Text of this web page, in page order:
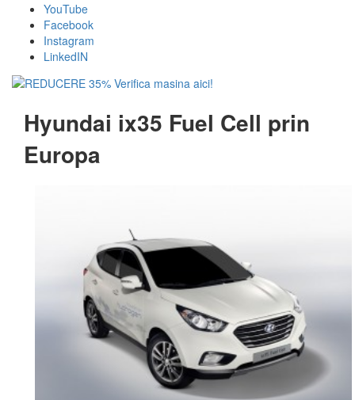
YouTube
Facebook
Instagram
LinkedIN
Hyundai ix35 Fuel Cell prin
Europa